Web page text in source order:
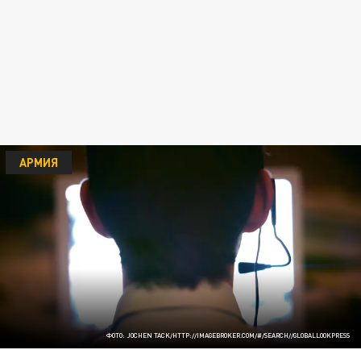
ФОТО: JOCHEN TACK/HTTP://IMAGEBROKER.COM/#/SEARCH//GLOBALLOOKPRESS
АРМИЯ